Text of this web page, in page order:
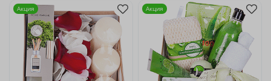
Акция Акция